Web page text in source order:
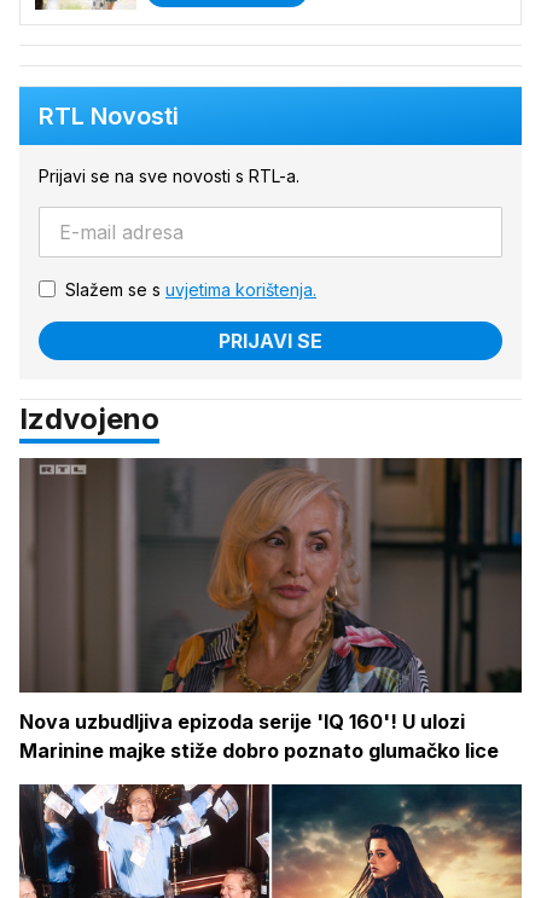
RTL Novosti
Prijavi se na sve novosti s RTL-a.
Slažem se s uvjetima korištenja.
PRIJAVI SE
Izdvojeno
Nova uzbudljiva epizoda serije 'IQ 160'! U ulozi
Marinine majke stiže dobro poznato glumačko lice